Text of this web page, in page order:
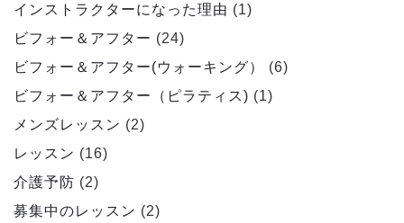
インストラクターになった理由 (1)
ビフォー＆アフター (24)
ビフォー＆アフター(ウォーキング）
(6)
ビフォー＆アフター（ピラティス) (1)
メンズレッスン (2)
レッスン (16)
介護予防 (2)
募集中のレッスン (2)